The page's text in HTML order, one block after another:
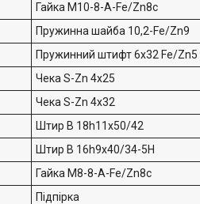
Гайка M10-8-A-Fe/Zn8c
Пружинна шайба 10,2-Fe/Zn9
Пружинний штифт 6x32 Fe/Zn5
Чека S-Zn 4x25
Чека S-Zn 4x32
Штир B 18h11x50/42
Штир B 16h9x40/34-5H
Гайка M8-8-A-Fe/Zn8c
Підпірка